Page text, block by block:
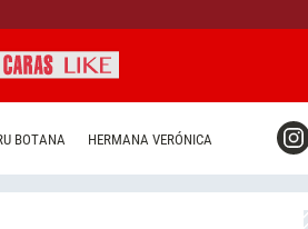
BOTANA HERMANA VERÓNICA